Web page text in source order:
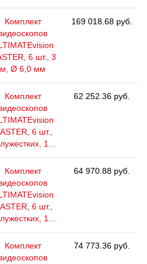
Комплект
6 шт., 3
м, Ø 6,0 мм
169 018.68 руб.
Комплект
6 шт.,
1...
62 252.36 руб.
Комплект
6 шт.,
1...
64 970.88 руб.
Комплект
74 773.36 руб.